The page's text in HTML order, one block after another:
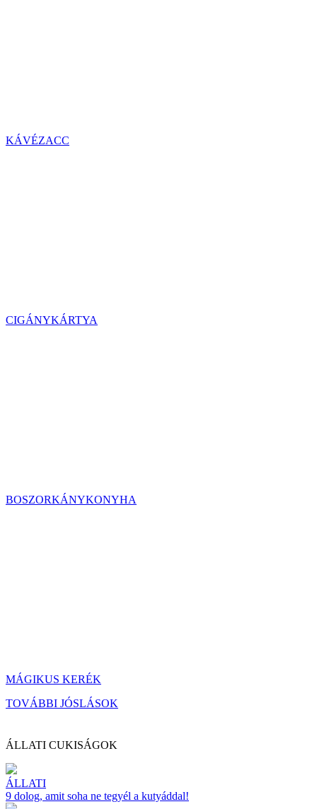
KÁVÉZACC
CIGÁNYKÁRTYA
BOSZORKÁNYKONYHA
MÁGIKUS KERÉK
TOVÁBBI JÓSLÁSOK
ÁLLATI CUKISÁGOK
ÁLLATI
9 dolog, amit soha ne tegyél a kutyáddal!